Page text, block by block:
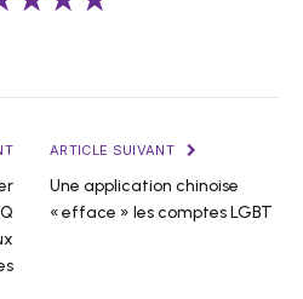
ARTICLE SUIVANT
Une application chinoise
« efface » les comptes LGBT